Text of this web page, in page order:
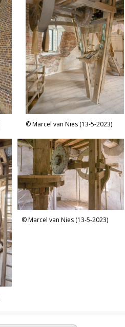
Marcel van Nies (13-5-2023)
Marcel van Nies (13-5-2023)